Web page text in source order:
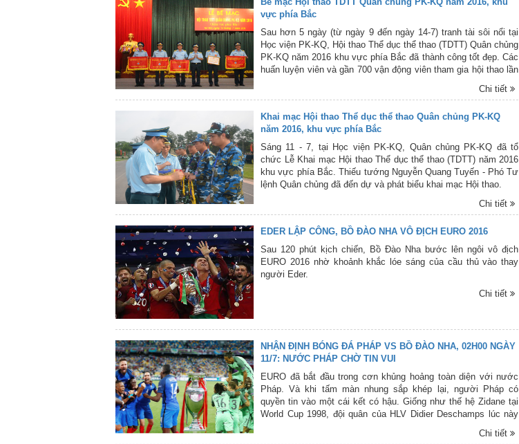
vực phía Bắc
Sau hơn 5 ngày (từ ngày 9 đến ngày 14-7) tranh tài sôi nổi tại
Học viện PK-KQ, Hội thao Thể dục thể thao (TDTT) Quân chủng
PK-KQ năm 2016 khu vực phía Bắc đã thành công tốt đẹp. Các
huấn luyện viên và gần 700 vận động viên tham gia hội thao lần
Chi tiết
Khai mạc Hội thao Thể dục thể thao Quân chủng PK-KQ
năm 2016, khu vực phía Bắc
Sáng 11 - 7, tại Học viện PK-KQ, Quân chủng PK-KQ đã tổ
chức Lễ Khai mạc Hội thao Thể dục thể thao (TDTT) năm 2016
khu vực phía Bắc. Thiếu tướng Nguyễn Quang Tuyến - Phó Tư
lệnh Quân chủng đã đến dự và phát biểu khai mạc Hội thao.
Chi tiết
EDER LẬP CÔNG, BỒ ĐÀO NHA VÔ ĐỊCH EURO 2016
Sau 120 phút kịch chiến, Bồ Đào Nha bước lên ngôi vô địch
EURO 2016 nhờ khoảnh khắc lóe sáng của cầu thủ vào thay
người Eder.
Chi tiết
NHẬN ĐỊNH BÓNG ĐÁ PHÁP VS BỒ ĐÀO NHA, 02H00 NGÀY
11/7: NƯỚC PHÁP CHỜ TIN VUI
EURO đã bắt đầu trong cơn khủng hoảng toàn diện với nước
Pháp. Và khi tấm màn nhung sắp khép lại, người Pháp có
quyền tin vào một cái kết có hậu. Giống như thế hệ Zidane tại
World Cup 1998, đội quân của HLV Didier Deschamps lúc này
Chi tiết